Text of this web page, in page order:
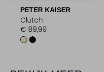
PETER KAISER
Clutch
€ 89,99